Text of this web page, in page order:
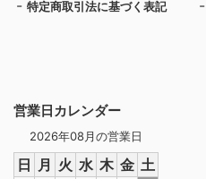
営業日カレンダー
2026年08月の営業日
日 月 火 水 木 金 土
特定商取引法に基づく表記